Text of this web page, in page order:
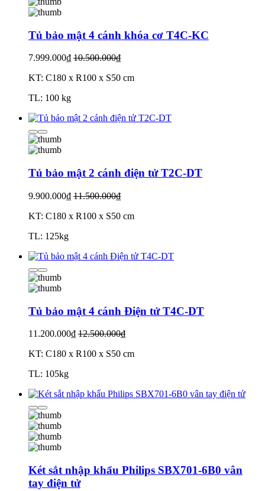
Tủ bảo mật 4 cánh khóa cơ T4C-KC
7.999.000₫ 10.500.000₫
KT: C180 x R100 x S50 cm
TL: 100 kg
Tủ bảo mật 2 cánh điện tử T2C-DT
9.900.000₫ 11.500.000₫
KT: C180 x R100 x S50 cm
TL: 125kg
Tủ bảo mật 4 cánh Điện tử T4C-DT
11.200.000₫ 12.500.000₫
KT: C180 x R100 x S50 cm
TL: 105kg
Két sắt nhập khẩu Philips SBX701-6B0 vân
tay điện tử